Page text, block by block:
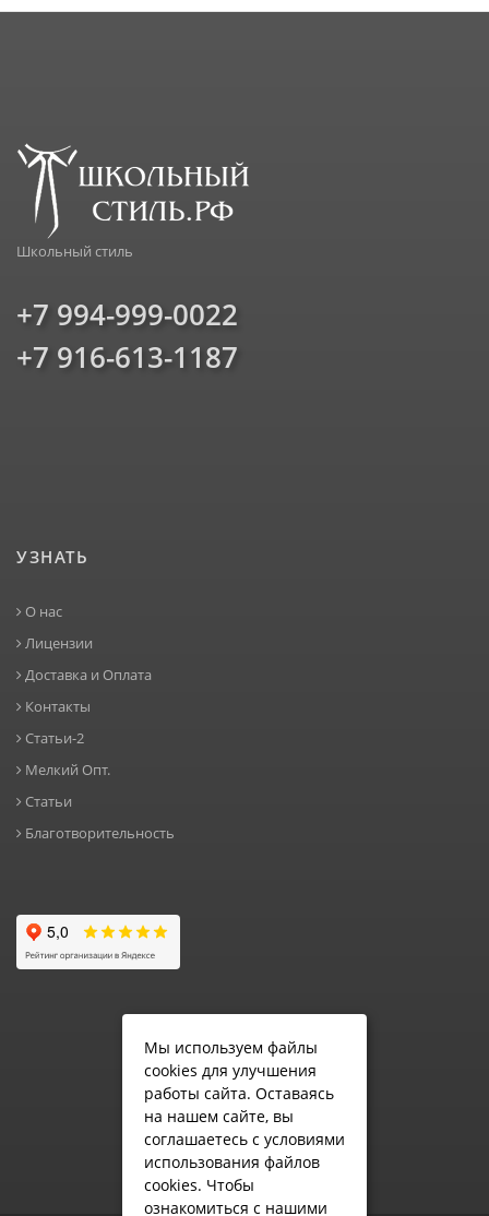
Школьный стиль
+7 994-999-0022
+7 916-613-1187
УЗНАТЬ
О нас
Лицензии
Доставка и Оплата
Контакты
Статьи-2
Мелкий Опт.
Статьи
Благотворительность
Мы используем файлы
cookies для улучшения
работы сайта. Оставаясь
на нашем сайте, вы
соглашаетесь с условиями
использования файлов
cookies. Чтобы
ознакомиться с нашими